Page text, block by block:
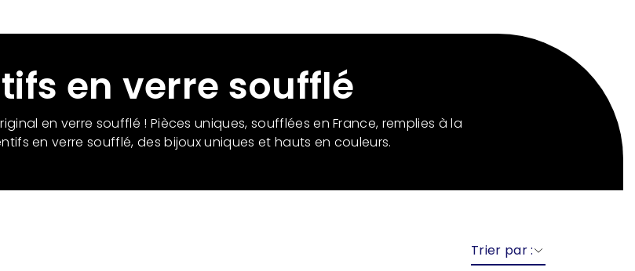
en verre soufflé
en verre soufflé ! Pièces uniques, soufflées en France, remplies à la
en verre soufflé, des bijoux uniques et hauts en couleurs.
Trier par :